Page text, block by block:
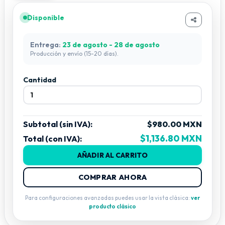
GTD: GTD-230 II SPOT
Highlite
Lightsky: E230
PR light: XR 230 Spot
: Beam Spot 230
Disponible
Entrega: 23 de agosto - 28 de agosto
Producción y envío (15-20 días).
Cantidad
Subtotal (sin IVA):
$980.00 MXN
Total (con IVA):
$1,136.80 MXN
AÑADIR AL CARRITO
COMPRAR AHORA
Para configuraciones avanzadas puedes usar la vista clásica: ver
producto clásico